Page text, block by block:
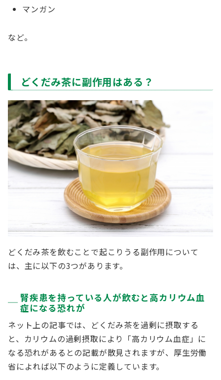
マンガン
など。
どくだみ茶に副作用はある？
どくだみ茶を飲むことで起こりうる副作用について
は、主に以下の3つがあります。
腎疾患を持っている人が飲むと高カリウム血
症になる恐れが
ネット上の記事では、どくだみ茶を過剰に摂取する
と、カリウムの過剰摂取により「高カリウム血症」に
なる恐れがあるとの記載が散見されますが、厚生労働
省によれば以下のように定義しています。